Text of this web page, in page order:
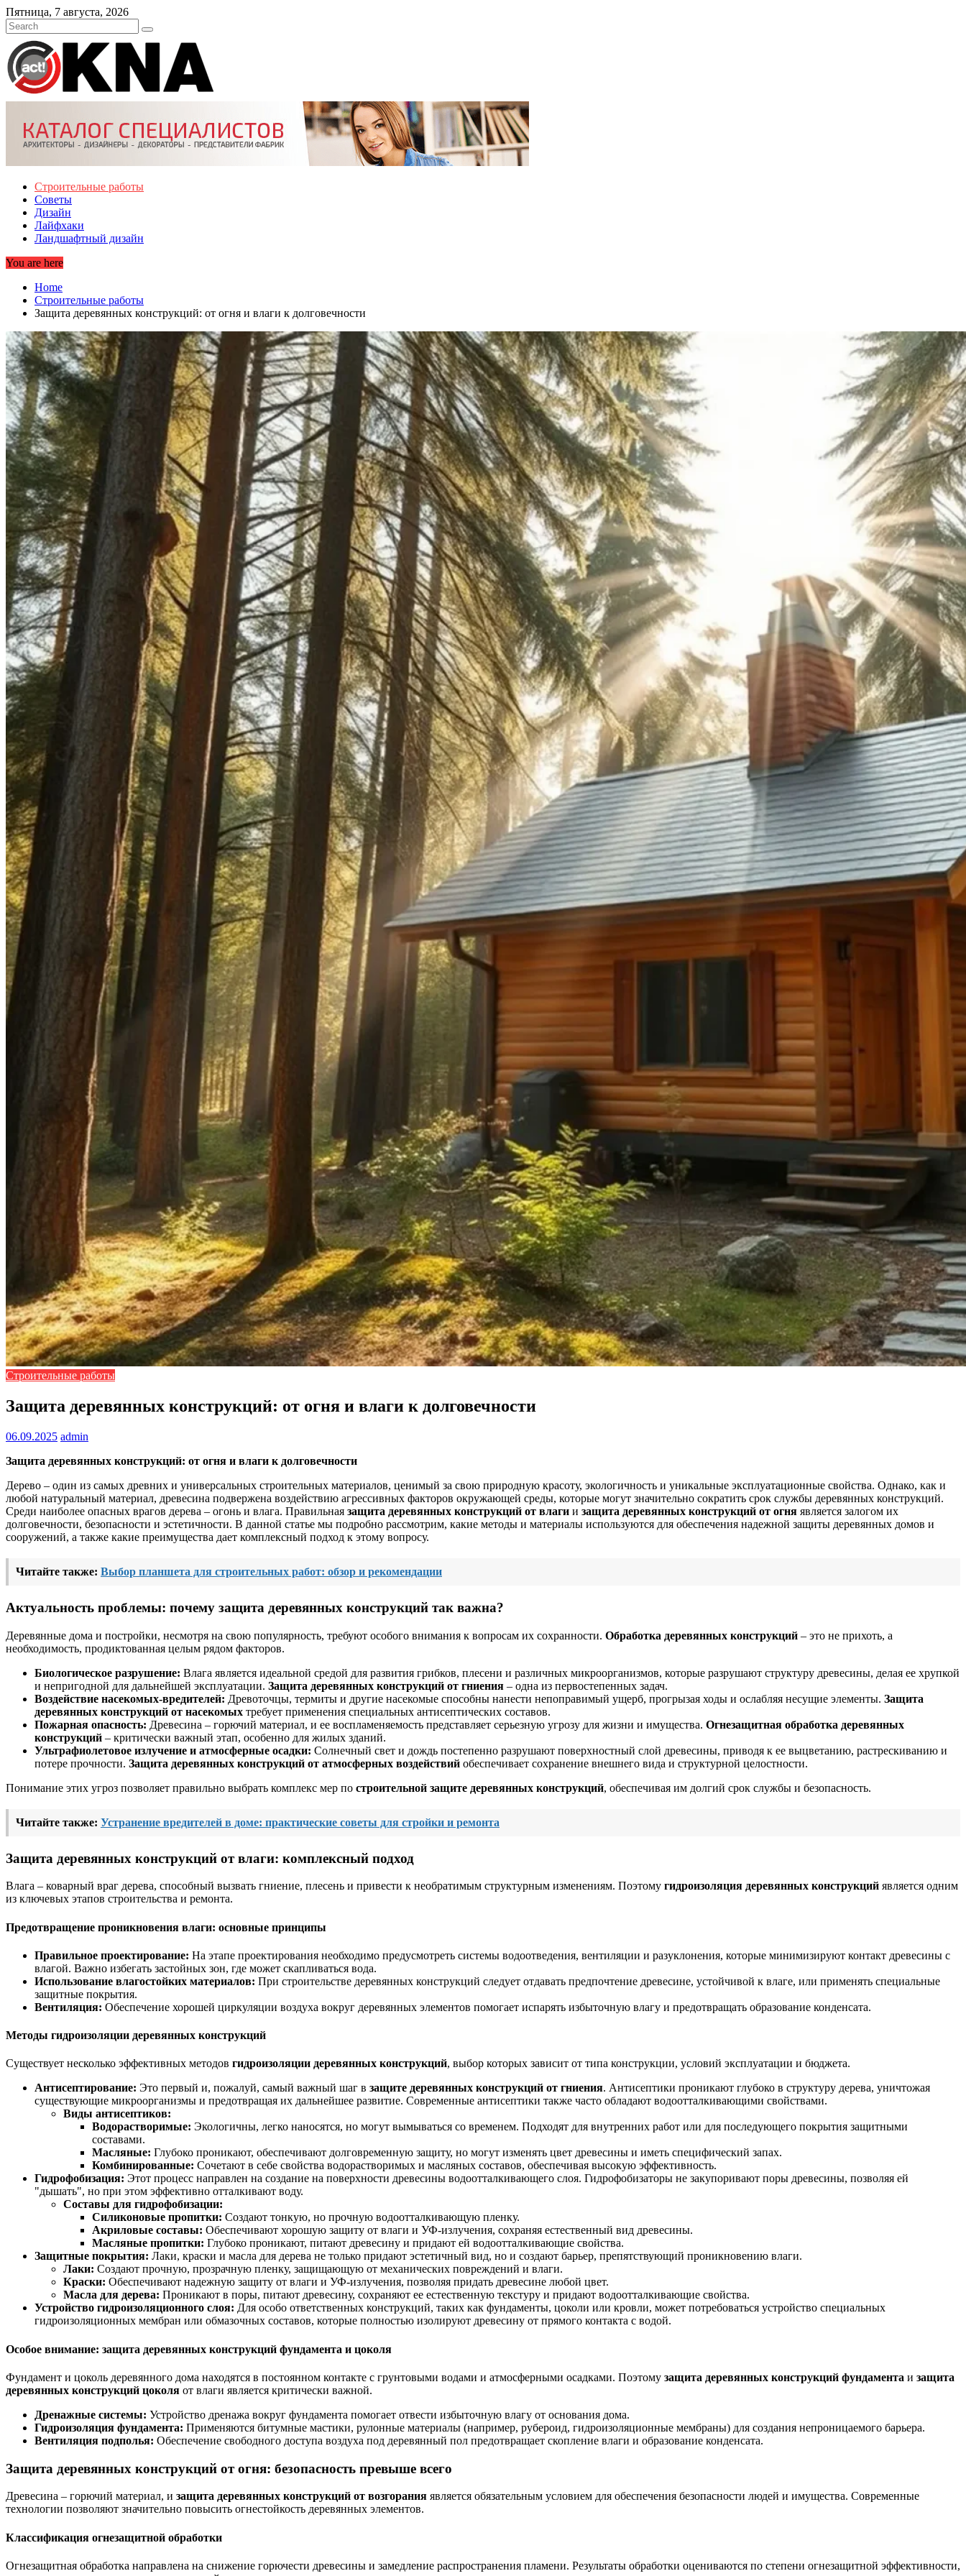
Skip
to
content
Пятница, 7 августа, 2026
Строительные работы
Советы
Дизайн
Лайфхаки
Ландшафтный дизайн
You are here
Home
Строительные работы
Защита деревянных конструкций: от огня и влаги к долговечности
Строительные работы
Защита деревянных конструкций: от огня и влаги к долговечности
06.09.2025 admin
Защита деревянных конструкций: от огня и влаги к долговечности
Дерево – один из самых древних и универсальных строительных материалов, ценимый за свою природную красоту, экологичность и уникальные эксплуатационные свойства. Однако, как и
любой натуральный материал, древесина подвержена воздействию агрессивных факторов окружающей среды, которые могут значительно сократить срок службы деревянных конструкций.
Среди наиболее опасных врагов дерева – огонь и влага. Правильная защита деревянных конструкций от влаги и защита деревянных конструкций от огня является залогом их
долговечности, безопасности и эстетичности. В данной статье мы подробно рассмотрим, какие методы и материалы используются для обеспечения надежной защиты деревянных домов и
сооружений, а также какие преимущества дает комплексный подход к этому вопросу.
Читайте также: Выбор планшета для строительных работ: обзор и рекомендации
Актуальность проблемы: почему защита деревянных конструкций так важна?
Деревянные дома и постройки, несмотря на свою популярность, требуют особого внимания к вопросам их сохранности. Обработка деревянных конструкций – это не прихоть, а
необходимость, продиктованная целым рядом факторов.
Биологическое разрушение: Влага является идеальной средой для развития грибков, плесени и различных микроорганизмов, которые разрушают структуру древесины, делая ее хрупкой
и непригодной для дальнейшей эксплуатации. Защита деревянных конструкций от гниения – одна из первостепенных задач.
Воздействие насекомых-вредителей: Древоточцы, термиты и другие насекомые способны нанести непоправимый ущерб, прогрызая ходы и ослабляя несущие элементы. Защита
деревянных конструкций от насекомых требует применения специальных антисептических составов.
Пожарная опасность: Древесина – горючий материал, и ее воспламеняемость представляет серьезную угрозу для жизни и имущества. Огнезащитная обработка деревянных
конструкций – критически важный этап, особенно для жилых зданий.
Ультрафиолетовое излучение и атмосферные осадки: Солнечный свет и дождь постепенно разрушают поверхностный слой древесины, приводя к ее выцветанию, растрескиванию и
потере прочности. Защита деревянных конструкций от атмосферных воздействий обеспечивает сохранение внешнего вида и структурной целостности.
Понимание этих угроз позволяет правильно выбрать комплекс мер по строительной защите деревянных конструкций, обеспечивая им долгий срок службы и безопасность.
Читайте также: Устранение вредителей в доме: практические советы для стройки и ремонта
Защита деревянных конструкций от влаги: комплексный подход
Влага – коварный враг дерева, способный вызвать гниение, плесень и привести к необратимым структурным изменениям. Поэтому гидроизоляция деревянных конструкций является одним
из ключевых этапов строительства и ремонта.
Предотвращение проникновения влаги: основные принципы
Правильное проектирование: На этапе проектирования необходимо предусмотреть системы водоотведения, вентиляции и разуклонения, которые минимизируют контакт древесины с
влагой. Важно избегать застойных зон, где может скапливаться вода.
Использование влагостойких материалов: При строительстве деревянных конструкций следует отдавать предпочтение древесине, устойчивой к влаге, или применять специальные
защитные покрытия.
Вентиляция: Обеспечение хорошей циркуляции воздуха вокруг деревянных элементов помогает испарять избыточную влагу и предотвращать образование конденсата.
Методы гидроизоляции деревянных конструкций
Существует несколько эффективных методов гидроизоляции деревянных конструкций, выбор которых зависит от типа конструкции, условий эксплуатации и бюджета.
Антисептирование: Это первый и, пожалуй, самый важный шаг в защите деревянных конструкций от гниения. Антисептики проникают глубоко в структуру дерева, уничтожая
существующие микроорганизмы и предотвращая их дальнейшее развитие. Современные антисептики также часто обладают водоотталкивающими свойствами.
Виды антисептиков:
Водорастворимые: Экологичны, легко наносятся, но могут вымываться со временем. Подходят для внутренних работ или для последующего покрытия защитными
составами.
Масляные: Глубоко проникают, обеспечивают долговременную защиту, но могут изменять цвет древесины и иметь специфический запах.
Комбинированные: Сочетают в себе свойства водорастворимых и масляных составов, обеспечивая высокую эффективность.
Гидрофобизация: Этот процесс направлен на создание на поверхности древесины водоотталкивающего слоя. Гидрофобизаторы не закупоривают поры древесины, позволяя ей
"дышать", но при этом эффективно отталкивают воду.
Составы для гидрофобизации:
Силиконовые пропитки: Создают тонкую, но прочную водоотталкивающую пленку.
Акриловые составы: Обеспечивают хорошую защиту от влаги и УФ-излучения, сохраняя естественный вид древесины.
Масляные пропитки: Глубоко проникают, питают древесину и придают ей водоотталкивающие свойства.
Защитные покрытия: Лаки, краски и масла для дерева не только придают эстетичный вид, но и создают барьер, препятствующий проникновению влаги.
Лаки: Создают прочную, прозрачную пленку, защищающую от механических повреждений и влаги.
Краски: Обеспечивают надежную защиту от влаги и УФ-излучения, позволяя придать древесине любой цвет.
Масла для дерева: Проникают в поры, питают древесину, сохраняют ее естественную текстуру и придают водоотталкивающие свойства.
Устройство гидроизоляционного слоя: Для особо ответственных конструкций, таких как фундаменты, цоколи или кровли, может потребоваться устройство специальных
гидроизоляционных мембран или обмазочных составов, которые полностью изолируют древесину от прямого контакта с водой.
Особое внимание: защита деревянных конструкций фундамента и цоколя
Фундамент и цоколь деревянного дома находятся в постоянном контакте с грунтовыми водами и атмосферными осадками. Поэтому защита деревянных конструкций фундамента и защита
деревянных конструкций цоколя от влаги является критически важной.
Дренажные системы: Устройство дренажа вокруг фундамента помогает отвести избыточную влагу от основания дома.
Гидроизоляция фундамента: Применяются битумные мастики, рулонные материалы (например, рубероид, гидроизоляционные мембраны) для создания непроницаемого барьера.
Вентиляция подполья: Обеспечение свободного доступа воздуха под деревянный пол предотвращает скопление влаги и образование конденсата.
Защита деревянных конструкций от огня: безопасность превыше всего
Древесина – горючий материал, и защита деревянных конструкций от возгорания является обязательным условием для обеспечения безопасности людей и имущества. Современные
технологии позволяют значительно повысить огнестойкость деревянных элементов.
Классификация огнезащитной обработки
Огнезащитная обработка направлена на снижение горючести древесины и замедление распространения пламени. Результаты обработки оцениваются по степени огнезащитной эффективности,